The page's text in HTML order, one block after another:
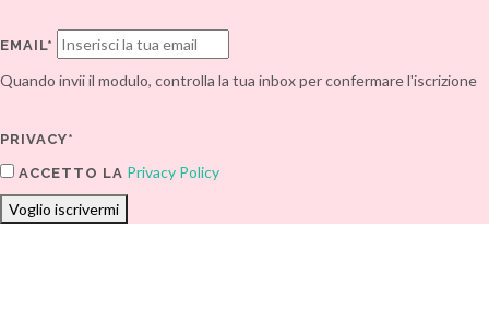
EMAIL*
Quando invii il modulo, controlla la tua inbox per confermare l'iscrizione
PRIVACY*
ACCETTO LA Privacy Policy
Voglio iscrivermi